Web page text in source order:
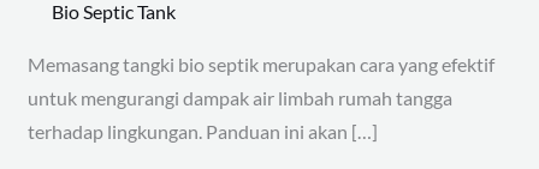
Bio Septic Tank
Memasang tangki bio septik merupakan cara yang efektif
untuk mengurangi dampak air limbah rumah tangga
terhadap lingkungan. Panduan ini akan […]
Septik